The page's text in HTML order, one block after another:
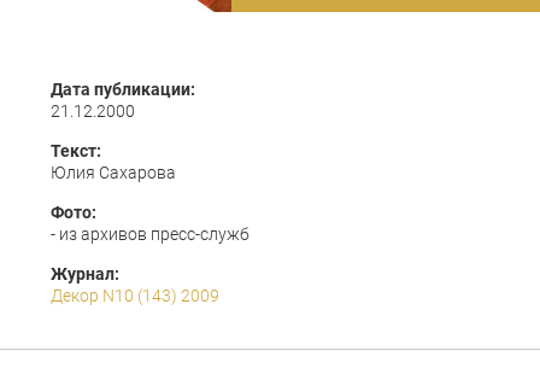
Дата публикации:
21.12.2000
Текст:
Юлия Сахарова
Фото:
- из архивов пресс-служб
Журнал:
Декор N10 (143) 2009